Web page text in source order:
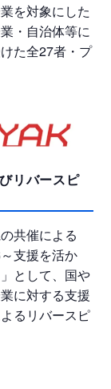
を対象にした
・自治体等に
た全27者・プ
リバースピ
共催による
支援を活か
として、国や
に対する支援
るリバースピ